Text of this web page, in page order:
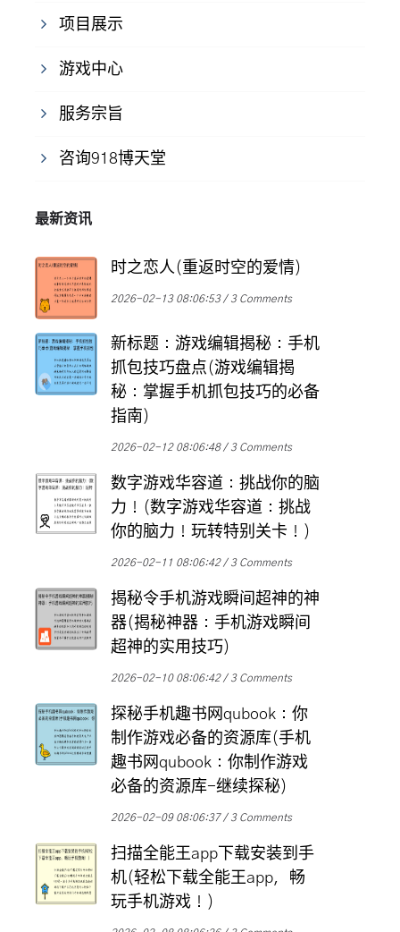
项目展示
游戏中心
服务宗旨
咨询918博天堂
最新资讯
时之恋人(重返时空的爱情)
2026-02-13 08:06:53 3 Comments
新标题：游戏编辑揭秘：手机
抓包技巧盘点(游戏编辑揭
秘：掌握手机抓包技巧的必备
指南)
2026-02-12 08:06:48 3 Comments
数字游戏华容道：挑战你的脑
力！(数字游戏华容道：挑战
你的脑力！玩转特别关卡！)
2026-02-11 08:06:42 3 Comments
揭秘令手机游戏瞬间超神的神
器(揭秘神器：手机游戏瞬间
超神的实用技巧)
2026-02-10 08:06:42 3 Comments
探秘手机趣书网qubook：你
制作游戏必备的资源库(手机
趣书网qubook：你制作游戏
必备的资源库-继续探秘)
2026-02-09 08:06:37 3 Comments
扫描全能王app下载安装到手
机(轻松下载全能王app，畅
玩手机游戏！)